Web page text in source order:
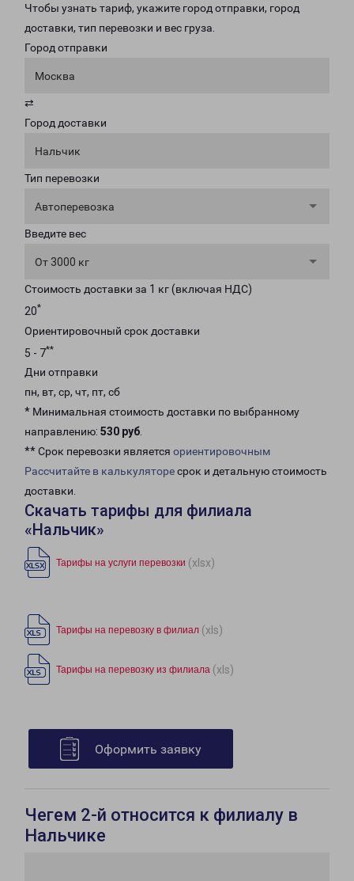
Чтобы узнать тариф, укажите город отправки, город
доставки, тип перевозки и вес груза.
Город отправки
Москва
⇄
Город доставки
Нальчик
Тип перевозки
Автоперевозка
Введите вес
От 3000 кг
Стоимость доставки за 1 кг (включая НДС)
20*
Ориентировочный срок доставки
5 - 7**
Дни отправки
пн, вт, ср, чт, пт, сб
* Минимальная стоимость доставки по выбранному
направлению: 530 руб.
** Срок перевозки является ориентировочным
Рассчитайте в калькуляторесрок и детальную стоимость
доставки.
Скачать тарифы для филиала
«Нальчик»
Тарифы на услуги перевозки (xlsx)
Тарифы на перевозку в филиал (xls)
Тарифы на перевозку из филиала (xls)
Оформить заявку
Чегем 2-й относится к филиалу в
Нальчике